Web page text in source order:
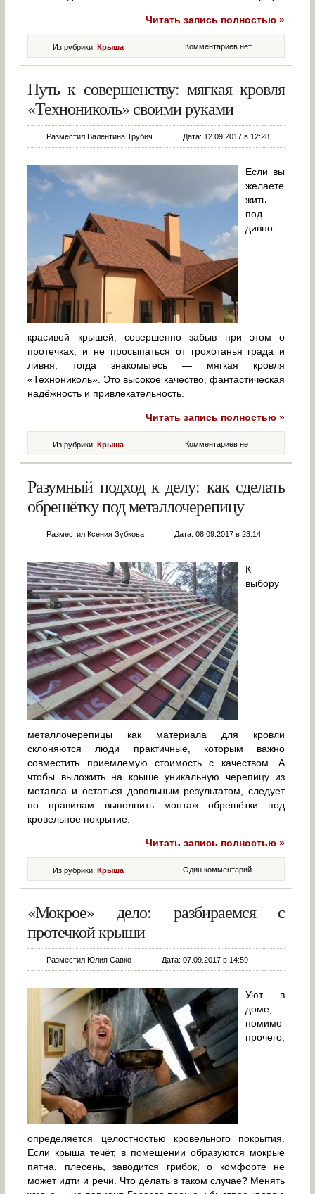
Читать запись полностью »
Комментариев нет
Из рубрики:Крыша
Путь к совершенству: мягкая кровля
«Технониколь» своими руками
Разместил Валентина Трубич Дата: 12.09.2017 в 12:28
Если вы
желаете
жить
под
дивно
красивой крышей, совершенно забыв при этом о
протечках, и не просыпаться от грохотанья града и
ливня, тогда знакомьтесь — мягкая кровля
«Технониколь». Это высокое качество, фантастическая
надёжность и привлекательность.
Читать запись полностью »
Комментариев нет
Из рубрики:Крыша
Разумный подход к делу: как сделать
обрешётку под металлочерепицу
Разместил Ксения Зубкова Дата: 08.09.2017 в 23:14
К
выбору
металлочерепицы как материала для кровли
склоняются люди практичные, которым важно
совместить приемлемую стоимость с качеством. А
чтобы выложить на крыше уникальную черепицу из
металла и остаться довольным результатом, следует
по правилам выполнить монтаж обрешётки под
кровельное покрытие.
Читать запись полностью »
Один комментарий
Из рубрики:Крыша
«Мокрое» дело: разбираемся с
протечкой крыши
Разместил Юлия Савко Дата: 07.09.2017 в 14:59
Уют в
доме,
помимо
прочего,
определяется целостностью кровельного покрытия.
Если крыша течёт, в помещении образуются мокрые
пятна, плесень, заводится грибок, о комфорте не
может идти и речи. Что делать в таком случае? Менять